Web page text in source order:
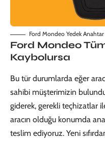
Ford Mondeo Yedek Anahtar
Ford Mondeo
Kaybolursa
Bu tür durumlarda eğer
sahibi müşterimizin
giderek, gerekli teçhizatlar
aracın olduğu konumda
teslim ediyoruz. Yeni